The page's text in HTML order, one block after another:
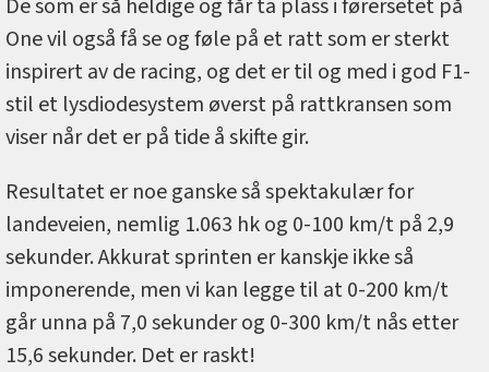
One vil også få se og føle på et ratt som er sterkt
inspirert av de racing, og det er til og med i god F1-
stil et lysdiodesystem øverst på rattkransen som
viser når det er på tide å skifte gir.
Resultatet er noe ganske så spektakulær for
landeveien, nemlig 1.063 hk og 0-100 km/t på 2,9
sekunder. Akkurat sprinten er kanskje ikke så
imponerende, men vi kan legge til at 0-200 km/t
går unna på 7,0 sekunder og 0-300 km/t nås etter
15,6 sekunder. Det er raskt!